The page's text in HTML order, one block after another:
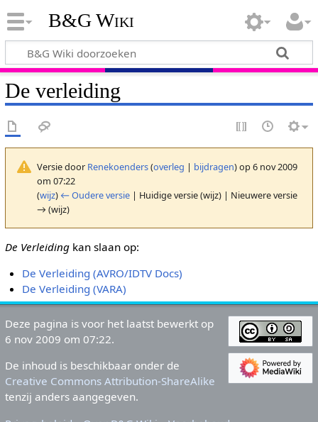
B&G Wiki
De verleiding
Versie door Renekoenders(overleg | bijdragen)op 6 nov 2009
om 07:22
(wijz) ← Oudere versie| Huidige versie (wijz) | Nieuwere versie
→ (wijz)
De Verleidingkan slaan op:
De Verleiding (AVRO/IDTV Docs)
De Verleiding (VARA)
Deze pagina is voor het laatst bewerkt op
6 nov 2009 om 07:22.
De inhoud is beschikbaar onder de
Creative Commons Attribution-ShareAlike
tenzij anders aangegeven.